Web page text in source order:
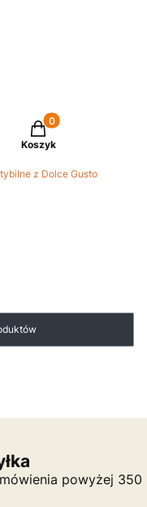
Produkty w
Koszyk
z Dolce Gusto
powyżej 350